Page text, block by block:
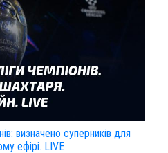
визначено суперників для
ефірі. LIVE